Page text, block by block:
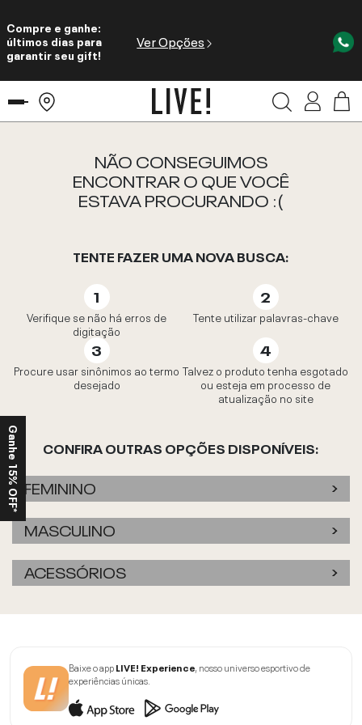
Compre e ganhe:
últimos dias para
garantir seu gift!
Ver Opções
NÃO CONSEGUIMOS
ENCONTRAR O QUE VOCÊ
ESTAVA PROCURANDO :(
TENTE FAZER UMA NOVA BUSCA:
Verifique se não há erros de
digitação
Tente utilizar palavras-chave
Procure usar sinônimos ao termo
desejado
Talvez o produto tenha esgotado
ou esteja em processo de
atualização no site
CONFIRA OUTRAS OPÇÕES DISPONÍVEIS:
FEMININO
MASCULINO
ACESSÓRIOS
Baixe o appLIVE! Experience, nosso universo esportivo de
experiências únicas.
Ganhe 15% OFF*